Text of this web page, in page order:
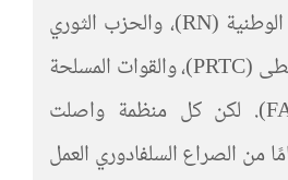
(ERP)، والمقاومة الوطنية (RN)، والحزب الثوري
لشغيلة أمريكا الوسطى (PRTC)، والقوات المسلحة
للتحرير (FAL-PCS). لكن كل منظمة واصلت
من الصراع السلفادوري العمل